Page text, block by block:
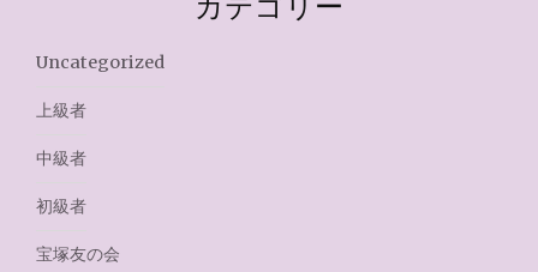
Uncategorized
上級者
中級者
初級者
宝塚友の会